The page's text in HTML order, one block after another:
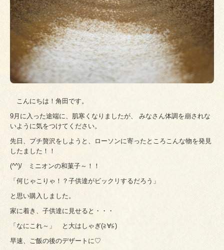
こんにちは！角田です。
9月に入った途端に、肌寒くなりましたが、 みなさん体調を崩されな
いように気をつけてください。
先日、プチ贅沢をしようと、ローソンに寄ったところこんな物を発見
したました！！
(^^)/ ミニオンの和菓子～！！
「何じゃこりゃ！？子供達がビックリするだろう」
と思い購入しました。
家に着き、子供達に見せると・・・
「なにこれ～」 と大はしゃぎ(≧∀≦)
早速、ご飯の後のデザートに♡